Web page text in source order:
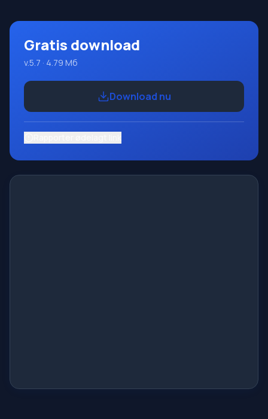
Gratis download
v.5.7 · 4.79 Мб
Download nu